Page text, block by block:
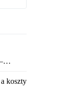
–…
koszty